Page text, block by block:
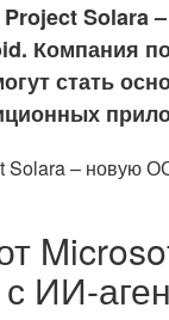
Solara
Компания
стать
ИИ-